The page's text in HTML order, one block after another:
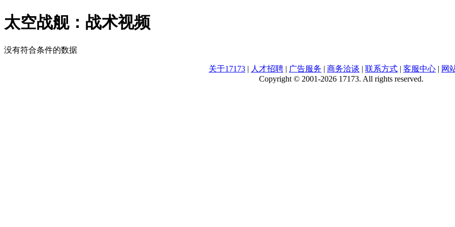
太空战舰：战术视频
没有符合条件的数据
关于17173 | 人才招聘 | 广告服务 | 商务洽谈 | 联系方式 | 客服中心 | 网
Copyright © 2001-2026 17173. All rights reserved.